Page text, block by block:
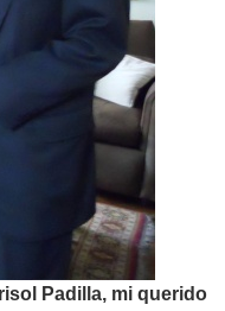
Padilla, mi querido